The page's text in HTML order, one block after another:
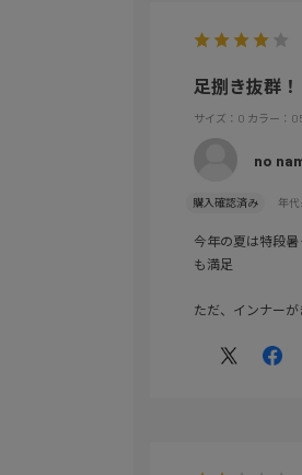
足捌き抜群！
サイズ：O カラー：
no
購入確認済み 年代:
今年の夏は特段
も満足
ただ、インナー